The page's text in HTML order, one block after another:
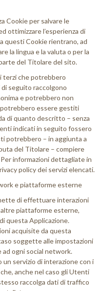
Cookie per salvare le
ottimizzare l’esperienza di
questi Cookie rientrano, ad
la lingua e la valuta o per la
del Titolare del sito.
terzi che potrebbero
seguito raccolgono
e potrebbero non
essere gestiti
di quanto descritto – senza
indicati in seguito fossero
potrebbero – in aggiunta a
del Titolare – compiere
informazioni dettagliate in
policy dei servizi elencati.
e piattaforme esterne
di effettuare interazioni
piattaforme esterne,
questa Applicazione.
acquisite da questa
soggette alle impostazioni
ad ogni social network.
un servizio di interazione con i
anche nel caso gli Utenti
raccolga dati di traffico